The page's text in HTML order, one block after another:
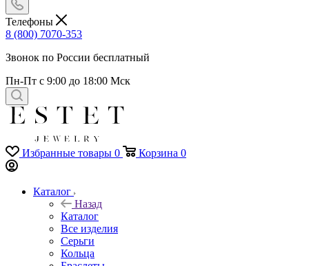
Телефоны
8 (800) 7070-353
Звонок по России бесплатный
Пн-Пт с 9:00 до 18:00 Мск
Избранные товары 0 Корзина 0
Каталог
Назад
Каталог
Все изделия
Серьги
Кольца